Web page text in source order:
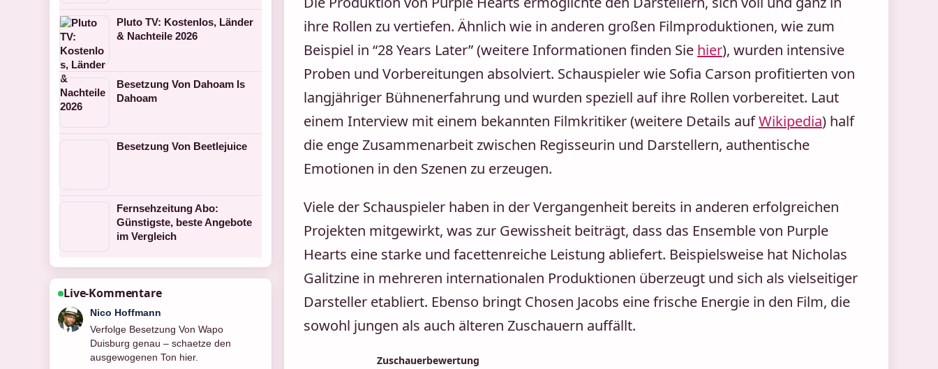
ihre Rollen zu vertiefen. Ähnlich wie in anderen großen Filmproduktionen, wie zum
Beispiel in “28 Years Later” (weitere Informationen finden Sie hier), wurden intensive
Proben und Vorbereitungen absolviert. Schauspieler wie Sofia Carson profitierten von
langjähriger Bühnenerfahrung und wurden speziell auf ihre Rollen vorbereitet. Laut
einem Interview mit einem bekannten Filmkritiker (weitere Details aufWikipedia) half
die enge Zusammenarbeit zwischen Regisseurin und Darstellern, authentische
Emotionen in den Szenen zu erzeugen.
Viele der Schauspieler haben in der Vergangenheit bereits in anderen erfolgreichen
Projekten mitgewirkt, was zur Gewissheit beiträgt, dass das Ensemble von Purple
Hearts eine starke und facettenreiche Leistung abliefert. Beispielsweise hat Nicholas
Galitzine in mehreren internationalen Produktionen überzeugt und sich als vielseitiger
Darsteller etabliert. Ebenso bringt Chosen Jacobs eine frische Energie in den Film, die
sowohl jungen als auch älteren Zuschauern auffällt.
Zuschauerbewertung
Pluto TV: Kostenlos, Länder
& Nachteile 2026
Besetzung Von Dahoam Is
Dahoam
Besetzung Von Beetlejuice
Fernsehzeitung Abo:
Günstigste, beste Angebote
im Vergleich
Live-Kommentare
Hannah Weber
Hilfreicher Kontext zu Besetzung Von
Full Metal Jacket. Bitte haltet diesen
Liveticker aktuell.